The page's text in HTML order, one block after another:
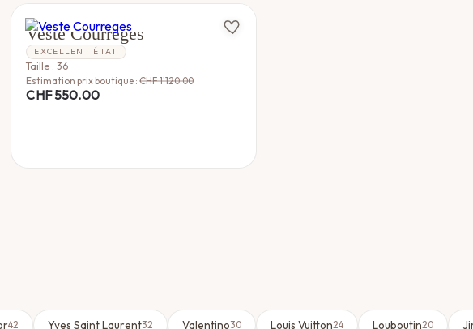
COURREGES
Veste Courreges
EXCELLENT ÉTAT
Taille : 36
Estimation prix boutique :CHF1'120.00
CHF550.00
42 Yves Saint Laurent32 Valentino30 Louis Vuitton24 Louboutin20